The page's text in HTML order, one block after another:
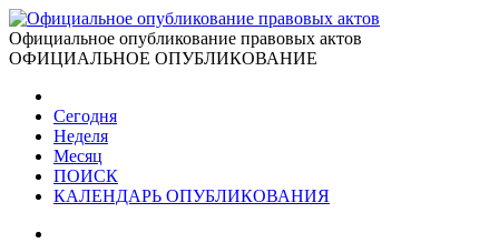
Официальное опубликование правовых актов
ОФИЦИАЛЬНОЕ ОПУБЛИКОВАНИЕ
Сегодня
Неделя
Месяц
ПОИСК
КАЛЕНДАРЬ ОПУБЛИКОВАНИЯ